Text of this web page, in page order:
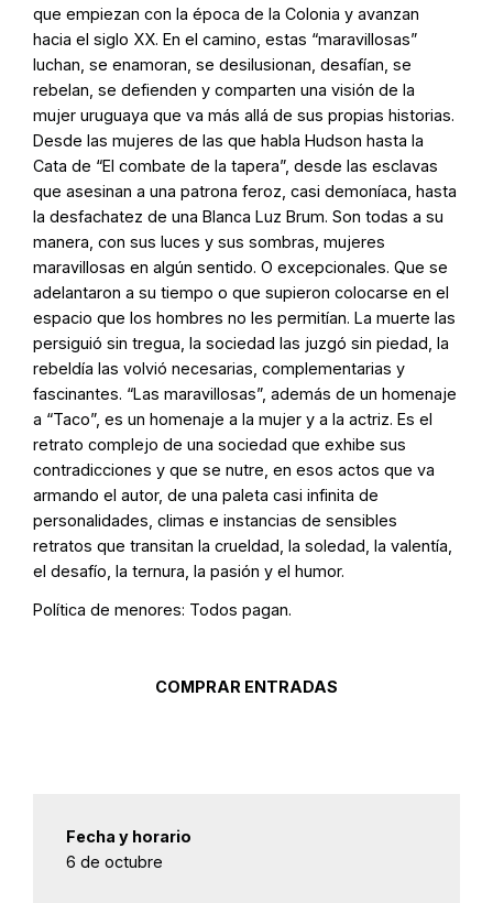
que empiezan con la época de la Colonia y avanzan
hacia el siglo XX. En el camino, estas “maravillosas”
luchan, se enamoran, se desilusionan, desafían, se
rebelan, se defienden y comparten una visión de la
mujer uruguaya que va más allá de sus propias historias.
Desde las mujeres de las que habla Hudson hasta la
Cata de “El combate de la tapera”, desde las esclavas
que asesinan a una patrona feroz, casi demoníaca, hasta
la desfachatez de una Blanca Luz Brum. Son todas a su
manera, con sus luces y sus sombras, mujeres
maravillosas en algún sentido. O excepcionales. Que se
adelantaron a su tiempo o que supieron colocarse en el
espacio que los hombres no les permitían. La muerte las
persiguió sin tregua, la sociedad las juzgó sin piedad, la
rebeldía las volvió necesarias, complementarias y
fascinantes. “Las maravillosas”, además de un homenaje
a “Taco”, es un homenaje a la mujer y a la actriz. Es el
retrato complejo de una sociedad que exhibe sus
contradicciones y que se nutre, en esos actos que va
armando el autor, de una paleta casi infinita de
personalidades, climas e instancias de sensibles
retratos que transitan la crueldad, la soledad, la valentía,
el desafío, la ternura, la pasión y el humor.
Política de menores: Todos pagan.
COMPRAR ENTRADAS
Fecha y horario
6 de octubre